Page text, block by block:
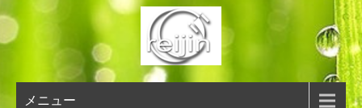
content
メニュー